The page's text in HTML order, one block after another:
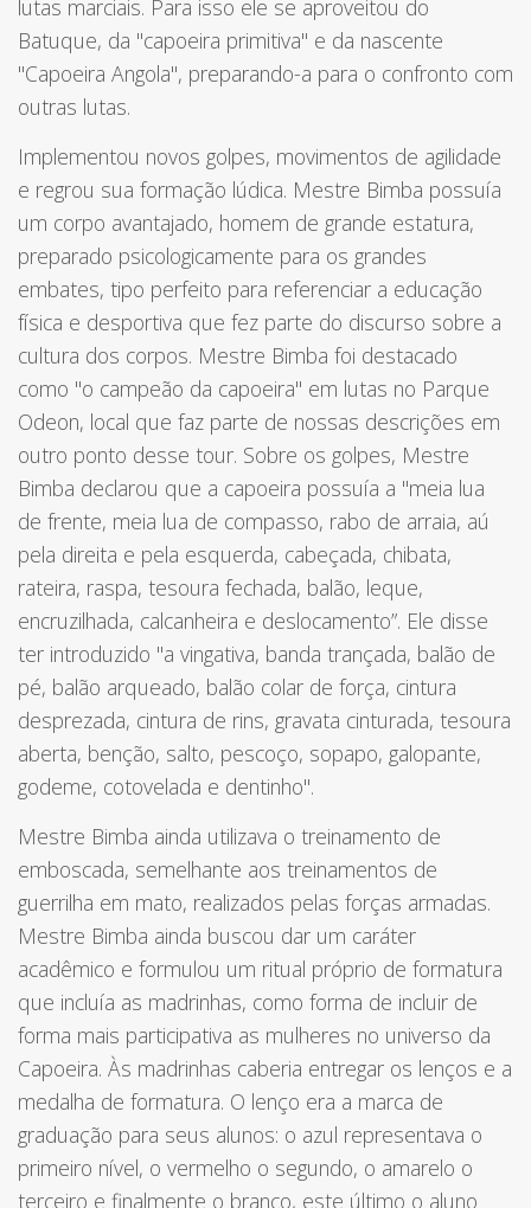
lutas marciais. Para isso ele se aproveitou do
Batuque, da "capoeira primitiva" e da nascente
"Capoeira Angola", preparando-a para o confronto com
outras lutas.
Implementou novos golpes, movimentos de agilidade
e regrou sua formação lúdica. Mestre Bimba possuía
um corpo avantajado, homem de grande estatura,
preparado psicologicamente para os grandes
embates, tipo perfeito para referenciar a educação
física e desportiva que fez parte do discurso sobre a
cultura dos corpos. Mestre Bimba foi destacado
como "o campeão da capoeira" em lutas no Parque
Odeon, local que faz parte de nossas descrições em
outro ponto desse tour. Sobre os golpes, Mestre
Bimba declarou que a capoeira possuía a "meia lua
de frente, meia lua de compasso, rabo de arraia, aú
pela direita e pela esquerda, cabeçada, chibata,
rateira, raspa, tesoura fechada, balão, leque,
encruzilhada, calcanheira e deslocamento”. Ele disse
ter introduzido "a vingativa, banda trançada, balão de
pé, balão arqueado, balão colar de força, cintura
desprezada, cintura de rins, gravata cinturada, tesoura
aberta, benção, salto, pescoço, sopapo, galopante,
godeme, cotovelada e dentinho".
Mestre Bimba ainda utilizava o treinamento de
emboscada, semelhante aos treinamentos de
guerrilha em mato, realizados pelas forças armadas.
Mestre Bimba ainda buscou dar um caráter
acadêmico e formulou um ritual próprio de formatura
que incluía as madrinhas, como forma de incluir de
forma mais participativa as mulheres no universo da
Capoeira. Às madrinhas caberia entregar os lenços e a
medalha de formatura. O lenço era a marca de
graduação para seus alunos: o azul representava o
primeiro nível, o vermelho o segundo, o amarelo o
terceiro e finalmente o branco, este último o aluno